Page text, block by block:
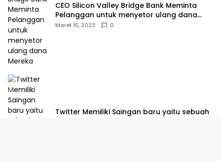
CEO Silicon Valley Bridge Bank Meminta
Pelanggan untuk menyetor ulang dana
Mereka
Maret 15, 2023 0
Twitter Memiliki Saingan baru yaitu sebuah